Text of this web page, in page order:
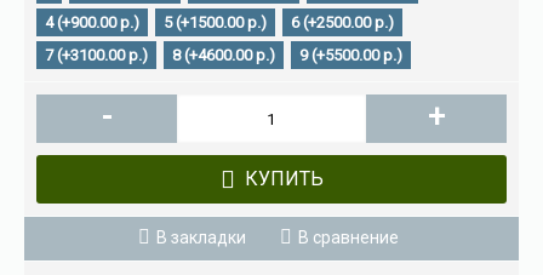
4 (+900.00 р.)
5 (+1500.00 р.)
6 (+2500.00 р.)
7 (+3100.00 р.)
8 (+4600.00 р.) 9 (+5500.00 р.)
- +
КУПИТЬ
В закладки В сравнение